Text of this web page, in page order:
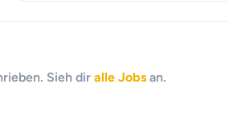
Sieh dir alle Jobs an.